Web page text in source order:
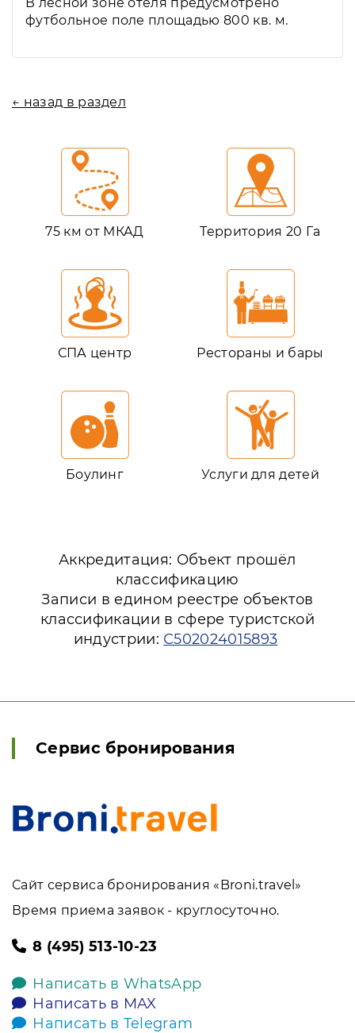
футбольное поле площадью 800 кв. м.
← назад в раздел
75 км от МКАД Территория 20 Га
СПА центр Рестораны и бары
Боулинг Услуги для детей
Аккредитация: Объект прошёл
классификацию
Записи в едином реестре объектов
классификации в сфере туристской
индустрии: С502024015893
Сервис бронирования
Сайт сервиса бронирования «Broni.travel»
Время приема заявок - круглосуточно.
8 (495) 513-10-23
Написать в WhatsApp
Написать в MAX
Написать в Telegram